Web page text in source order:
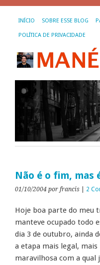
INÍCIO SOBRE ESSE BLOG
POLÍTICA DE PRIVACIDADE
Não é o fim, mas
01/10/2004 por francis 2
Hoje boa parte do meu
manteve ocupado todo
dia 3 de outubro, ainda
a etapa mais legal,
maravilhosa com a